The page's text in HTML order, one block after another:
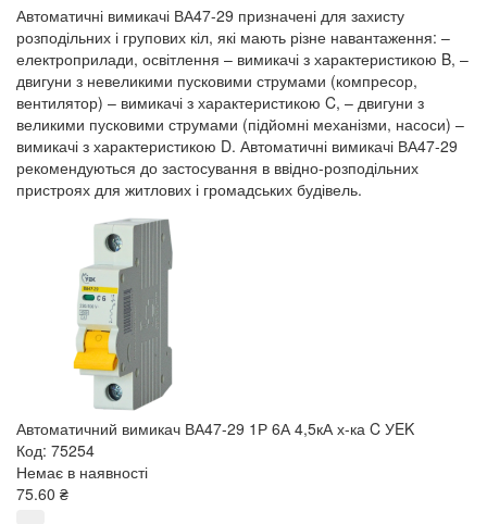
Автоматичні вимикачі ВА47-29 призначені для захисту
розподільних і групових кіл, які мають різне навантаження: –
електроприлади, освітлення – вимикачі з характеристикою B, –
двигуни з невеликими пусковими струмами (компресор,
вентилятор) – вимикачі з характеристикою C, – двигуни з
великими пусковими струмами (підйомні механізми, насоси) –
вимикачі з характеристикою D. Автоматичні вимикачі ВА47-29
рекомендуються до застосування в ввідно-розподільних
пристроях для житлових і громадських будівель.
Автоматичний вимикач ВА47-29 1Р 6А 4,5кА х-ка C УEK
Код: 75254
Немає в наявності
75.60 ₴